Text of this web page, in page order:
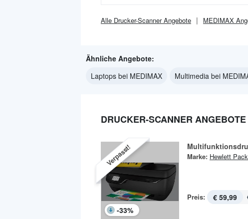
Alle Drucker-ScannerAngebote MEDIMAX
Ähnliche Angebote:
Laptops bei MEDIMAX
Multimedia bei
DRUCKER-SCANNER
Verpasst!
-33%
Marke: Hewlett
Preis: € 59,99